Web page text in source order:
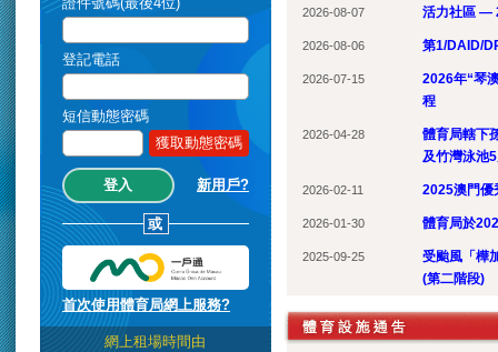
登記電話
短信動態密碼
獲取動態密碼
新用戶?
或
首次使用體育局網上服務?
網上租場時間由
2026-08-07 活力社區 —
2026-08-06 第1/DAID/
2026-07-15
2026年“琴
程
2026-04-28
體育局轄下
及竹灣泳池
2026-02-11 2025澳門優
2026-01-30 體育局於
2025-09-25
受颱風「樺
(第二階段)